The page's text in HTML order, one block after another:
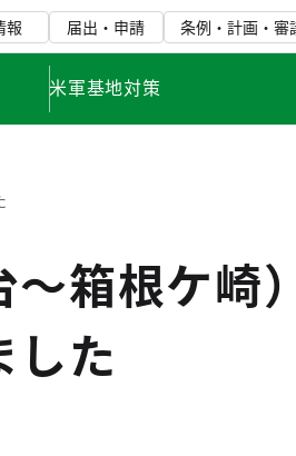
報 届出・申請 条例・計画・審
米軍基地対策
箱根ケ崎
した